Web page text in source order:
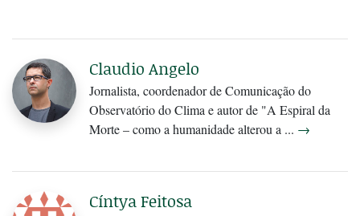
Claudio Angelo
Jornalista, coordenador de Comunicação do
Observatório do Clima e autor de "A Espiral da
Morte – como a humanidade alterou a ... →
Cíntya Feitosa